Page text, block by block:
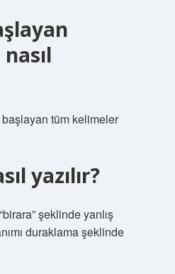
başlayan tüm kelimeler
yazılır?
şeklinde yanlış
duraklama şeklinde